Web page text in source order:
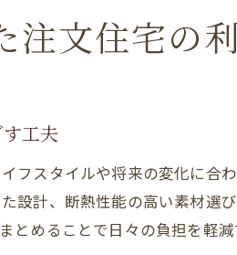
注文住宅の
工夫
フスタイルや将来の変化に合
設計、断熱性能の高い素材選
とめることで日々の負担を軽減